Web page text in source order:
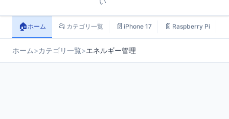
🏠ホーム 📂 カテゴリ一覧 📄 iPhone 17 📄 Raspberry Pi
ホーム>カテゴリ一覧>エネルギー管理